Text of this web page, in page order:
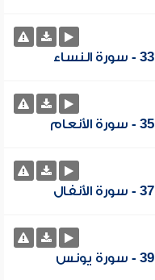
33 - سورة النساء
35 - سورة الأنعام
37 - سورة الأنفال
39 - سورة يونس